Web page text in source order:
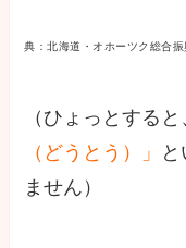
典：北海道・オホーツク総合
（ひょっとすると
（どうとう）」
ません）